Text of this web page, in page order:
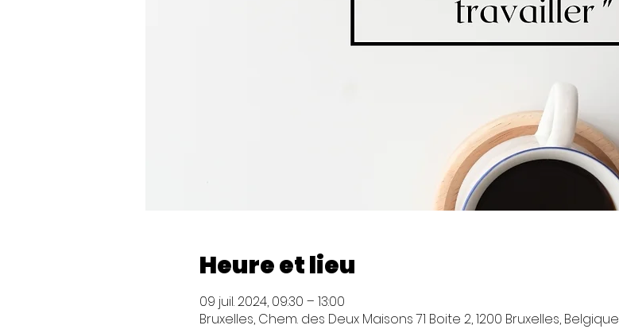
Heure et lieu
09 juil. 2024, 09:30 – 13:00
Bruxelles, Chem. des Deux Maisons 71 Boite 2, 1200 Bruxelles, Belgique